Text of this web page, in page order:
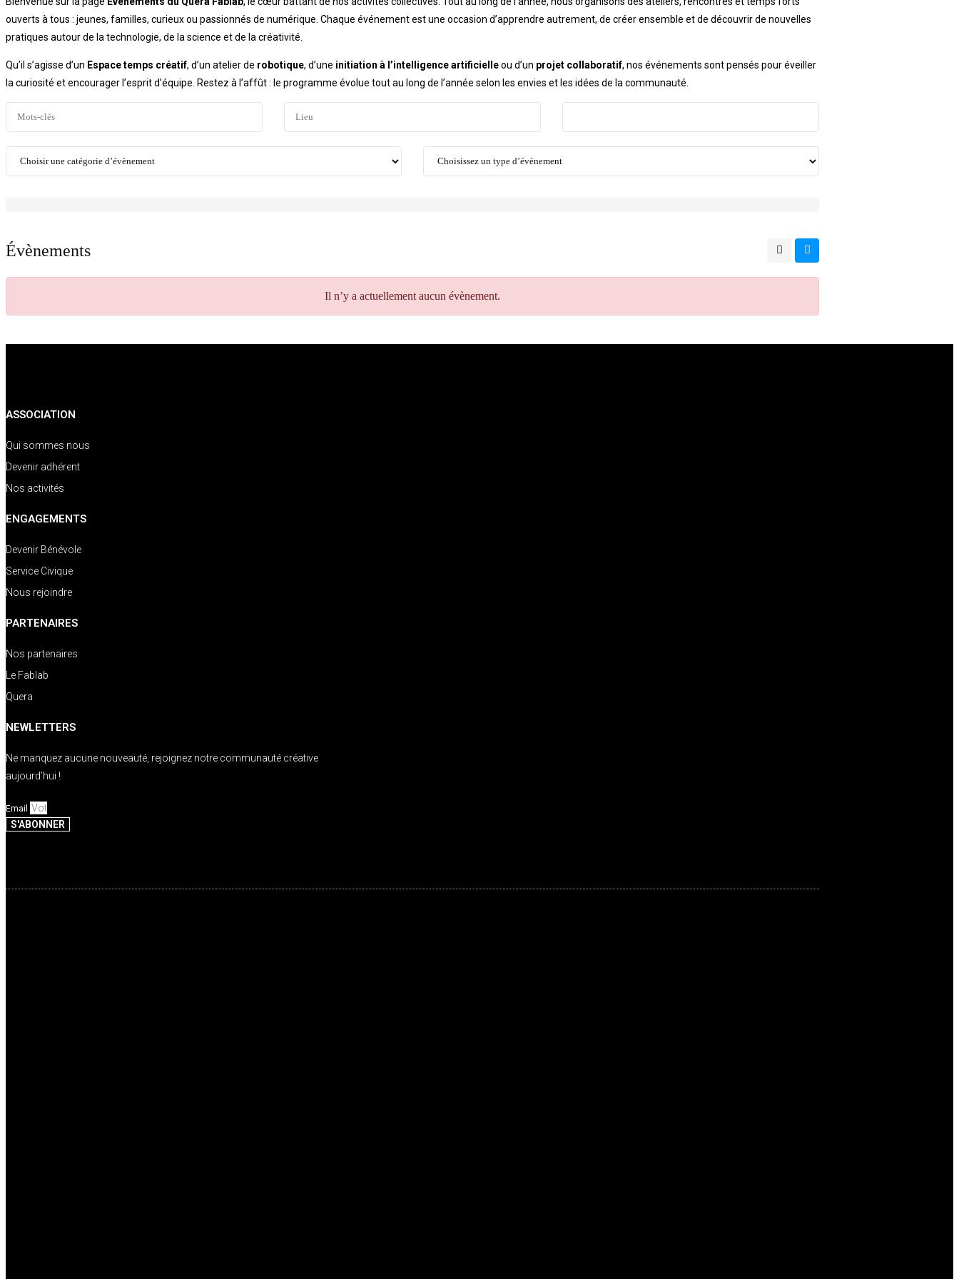
ouverts à tous : jeunes, familles, curieux ou passionnés de numérique. Chaque événement est une occasion d’apprendre autrement, de créer ensemble et de découvrir de nouvelles
pratiques autour de la technologie, de la science et de la créativité.
Qu’il s’agisse d’un Espace temps créatif, d’un atelier de robotique, d’une initiation à l’intelligence artificielleou d’un projet collaboratif, nos événements sont pensés pour éveiller
la curiosité et encourager l’esprit d’équipe. Restez à l’affût : le programme évolue tout au long de l’année selon les envies et les idées de la communauté.
Évènements
Il n’y a actuellement aucun évènement.
ASSOCIATION
Qui sommes nous
Devenir adhérent
Nos activités
ENGAGEMENTS
Devenir Bénévole
Service Civique
Nous rejoindre
PARTENAIRES
Nos partenaires
Le Fablab
Quera
NEWLETTERS
Ne manquez aucune nouveauté, rejoignez notre communauté créative
aujourd’hui !
Email
S'ABONNER